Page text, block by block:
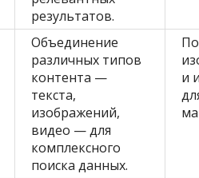
результатов.
Объединение
различных типов
контента —
текста,
изображений,
видео — для
комплексного
поиска данных.
и